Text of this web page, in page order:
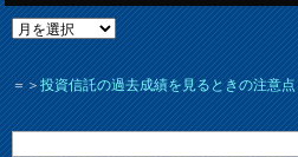
＝＞投資信託の過去成績を見るときの注意点